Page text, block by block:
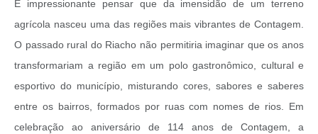
É impressionante pensar que da imensidão de um terreno
agrícola nasceu uma das regiões mais vibrantes de Contagem.
O passado rural do Riacho não permitiria imaginar que os anos
transformariam a região em um polo gastronômico, cultural e
esportivo do município, misturando cores, sabores e saberes
entre os bairros, formados por ruas com nomes de rios. Em
celebração ao aniversário de 114 anos de Contagem, a